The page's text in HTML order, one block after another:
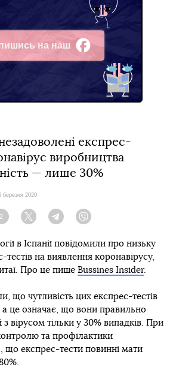
на наш
експрес-
виробництва
— лише 30%
березня 2020
Facebook
2
Twitter TelegramViber
в Іспанії повідомили про низьку
тестів на виявлення коронавірусу,
Про це пише Bussines Insider.
що чутливість цих експрес-тестів
це означає, що вони правильно
вірусом тільки у 30% випадків. При
та профілактики
що експрес-тести повинні мати